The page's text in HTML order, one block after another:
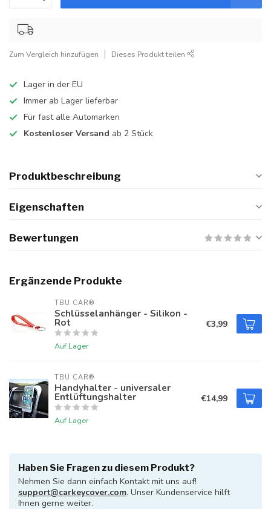
Zum Vergleich hinzufügen Dieses Produkt teilen
Lager in der EU
Immer ab Lager lieferbar
Für fast alle Automarken
Kostenloser Versand ab 2 Stück
Produktbeschreibung
Eigenschaften
Bewertungen
Ergänzende Produkte
TBU CAR®
Schlüsselanhänger - Silikon -
Rot
Auf Lager
€3,99
TBU CAR®
Handyhalter - universaler
Entlüftungshalter
Auf Lager
€14,99
Haben Sie Fragen zu diesem Produkt?
Nehmen Sie dann einfach Kontakt mit uns auf!
support@carkeycover.com. Unser Kundenservice hilft
Ihnen gerne weiter.